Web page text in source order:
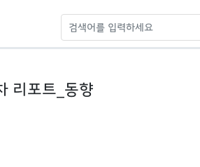
리포트_동향